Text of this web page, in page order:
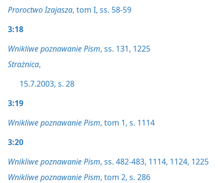
Proroctwo Izajasza, tom I, ss. 58-59
3:18
Wnikliwe poznawanie Pism, ss. 131, 1225
Strażnica,
15.7.2003, s. 28
3:19
Wnikliwe poznawanie Pism, tom 1, s. 1114
3:20
Wnikliwe poznawanie Pism, ss. 482-483, 1114, 1124, 1225
Wnikliwe poznawanie Pism, tom 2, s. 286